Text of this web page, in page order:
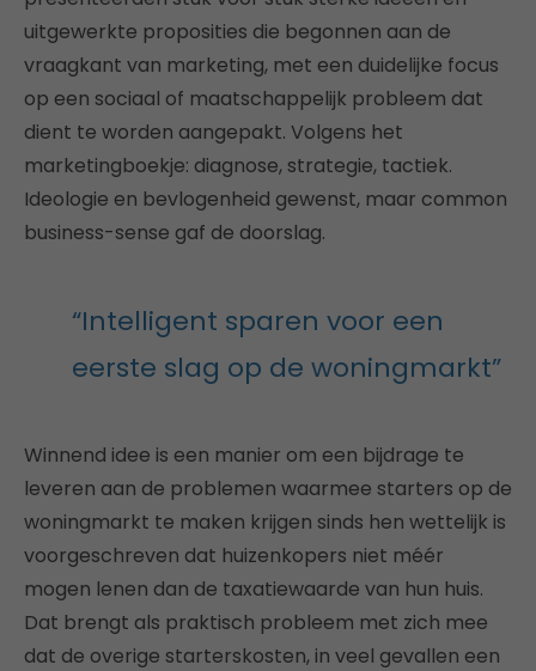
uitgewerkte proposities die begonnen aan de
vraagkant van marketing, met een duidelijke focus
op een sociaal of maatschappelijk probleem dat
dient te worden aangepakt. Volgens het
marketingboekje: diagnose, strategie, tactiek.
Ideologie en bevlogenheid gewenst, maar common
business-sense gaf de doorslag.
“Intelligent sparen voor een
eerste slag op de woningmarkt”
Winnend idee is een manier om een bijdrage te
leveren aan de problemen waarmee starters op de
woningmarkt te maken krijgen sinds hen wettelijk is
voorgeschreven dat huizenkopers niet méér
mogen lenen dan de taxatiewaarde van hun huis.
Dat brengt als praktisch probleem met zich mee
dat de overige starterskosten, in veel gevallen een